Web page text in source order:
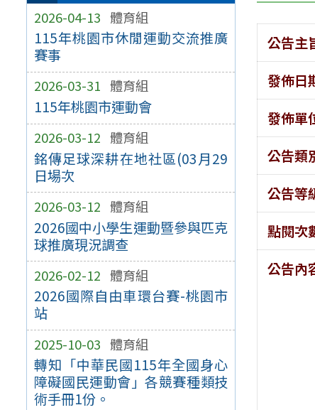
2026-04-13 體育組
115年桃園市休閒運動交流推廣
賽事
2026-03-31 體育組
115年桃園市運動會
2026-03-12 體育組
銘傳足球深耕在地社區(03月29
日場次
2026-03-12 體育組
2026國中小學生運動暨參與匹克
球推廣現況調查
2026-02-12 體育組
2026國際自由車環台賽-桃園市
站
2025-10-03 體育組
轉知「中華民國115年全國身心
障礙國民運動會」各競賽種類技
術手冊1份。
公告主
發佈日
發佈單
公告類
公告等
點閱次
公告內